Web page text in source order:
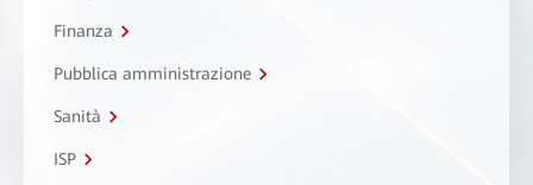
Finanza
Pubblica amministrazione
Sanità
ISP